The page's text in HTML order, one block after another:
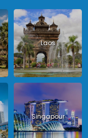
Laos
Singapour